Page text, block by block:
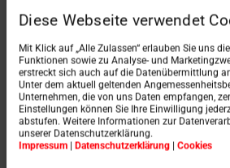
Diese Webseite verwendet
Mit Klick auf „Alle Zulassen“ erlauben Sie uns
Funktionen sowie zu Analyse- und
erstreckt sich auch auf die Datenübermittlung
Unter dem aktuell geltenden
Unternehmen, die von uns Daten empfangen,
Einstellungen können Sie Ihre Einwilligung
abstufen. Weitere Informationen zur
unserer Datenschutzerklärung.
Impressum | Datenschutzerklärung | Cookies
Capacité de charge : 150